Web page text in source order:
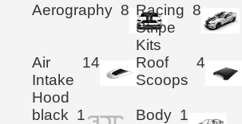
Aerography 8 Racing
Stripe
Kits
8
Air
Intake
Hood
14
Roof
Scoops
4
black 1 Body 1